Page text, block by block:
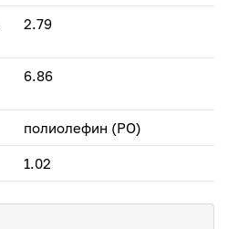
2.79
6.86
полиолефин (PO)
1.02